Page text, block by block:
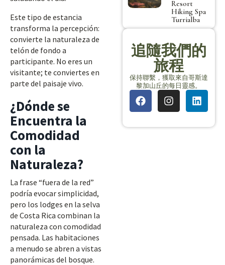
Este tipo de estancia
transforma la percepción:
convierte la naturaleza de
telón de fondo a
participante. No eres un
visitante; te conviertes en
parte del paisaje vivo.
¿Dónde se
Encuentra la
Comodidad
con la
Naturaleza?
La frase “fuera de la red”
podría evocar simplicidad,
pero los lodges en la selva
de Costa Rica combinan la
naturaleza con comodidad
pensada. Las habitaciones
a menudo se abren a vistas
panorámicas del bosque.
Resort
Hiking Spa
Turrialba
追隨我們的
旅程
保持聯繫，獲取來自哥斯達
黎加山丘的每日靈感。